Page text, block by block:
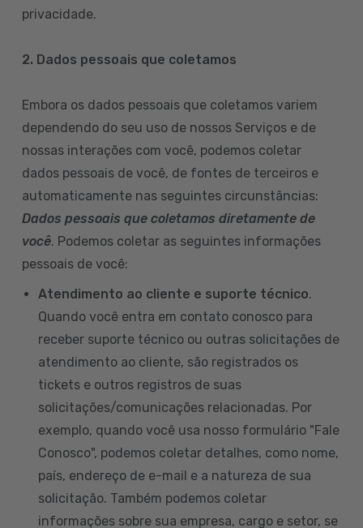
privacidade.
2. Dados pessoais que coletamos
Embora os dados pessoais que coletamos variem
dependendo do seu uso de nossos Serviços e de
nossas interações com você, podemos coletar
dados pessoais de você, de fontes de terceiros e
automaticamente nas seguintes circunstâncias:
Dados pessoais que coletamos diretamente de
você. Podemos coletar as seguintes informações
pessoais de você:
Atendimento ao cliente e suporte técnico.
Quando você entra em contato conosco para
receber suporte técnico ou outras solicitações de
atendimento ao cliente, são registrados os
tickets e outros registros de suas
solicitações/comunicações relacionadas. Por
exemplo, quando você usa nosso formulário "Fale
Conosco", podemos coletar detalhes, como nome,
país, endereço de e-mail e a natureza de sua
solicitação. Também podemos coletar
informações sobre sua empresa, cargo e setor, se